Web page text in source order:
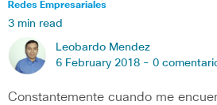
Redes Empresariales
3 min read
Leobardo Mendez
6 February 2018 - 0
Constantemente cuando me